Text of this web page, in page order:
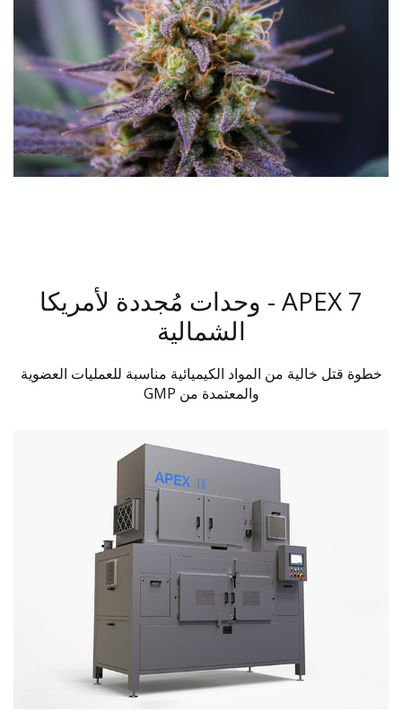
APEX 7 - وحدات مُجددة لأمريكا
الشمالية
خطوة قتل خالية من المواد الكيميائية مناسبة للعمليات العضوية
والمعتمدة من GMP